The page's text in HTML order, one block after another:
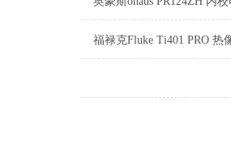
福禄克Fluke Ti401 PRO 热